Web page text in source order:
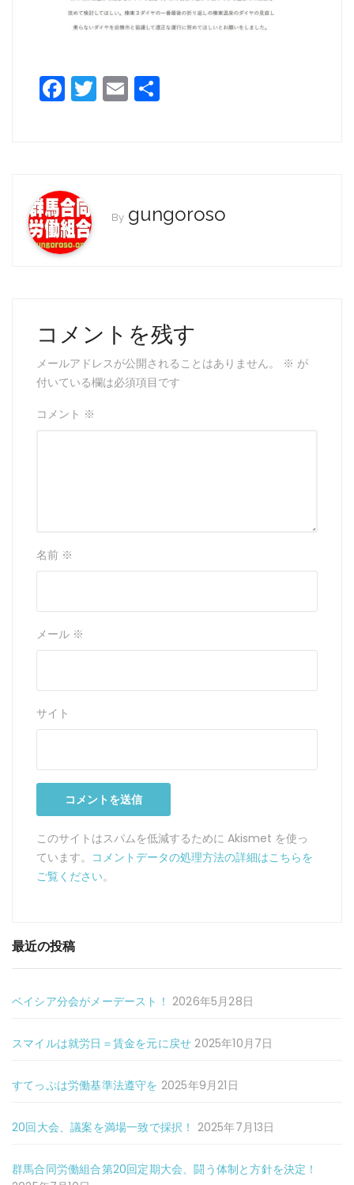
F
a
b
o
o
k
T
w
E
m
By gungoroso
コメントを残す
メールアドレスが公開されることはありません。 ※ が
付いている欄は必須項目です
コメント ※
名前 ※
メール ※
サイト
このサイトはスパムを低減するために Akismet を使っ
ています。 コメントデータの処理方法の詳細はこちらを
ご覧ください。
最近の投稿
ベイシア分会がメーデースト！ 2026年5月28日
スマイルは就労日＝賃金を元に戻せ 2025年10月7日
すてっぷは労働基準法遵守を 2025年9月21日
20回大会、議案を満場一致で採択！ 2025年7月13日
群馬合同労働組合第20回定期大会、闘う体制と方針を決定！